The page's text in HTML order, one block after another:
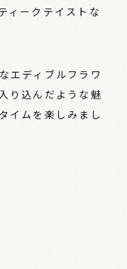
ィークテイストな
エディブルフラワ
り込んだような魅
イムを楽しみまし